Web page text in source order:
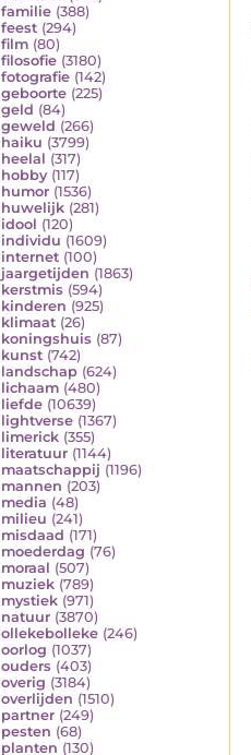
familie (388)
feest (294)
film (80)
filosofie (3180)
fotografie (142)
geboorte (225)
geld (84)
geweld (266)
haiku (3799)
heelal (317)
hobby (117)
humor (1536)
huwelijk (281)
idool (120)
individu (1609)
internet (100)
jaargetijden (1863)
kerstmis (594)
kinderen (925)
klimaat (26)
koningshuis (87)
kunst (742)
landschap (624)
lichaam (480)
liefde (10639)
lightverse (1367)
limerick (355)
literatuur (1144)
maatschappij (1196)
mannen (203)
media (48)
milieu (241)
misdaad (171)
moederdag (76)
moraal (507)
muziek (789)
mystiek (971)
natuur (3870)
ollekebolleke (246)
oorlog (1037)
ouders (403)
overig (3184)
overlijden (1510)
partner (249)
pesten (68)
planten (130)